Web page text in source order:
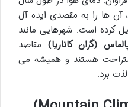
آن ها را به مقصدی ایده آل
کرده است. شهرهایی مانند
(گران کاناریا) مقاصد
هستند و همیشه می
برد.